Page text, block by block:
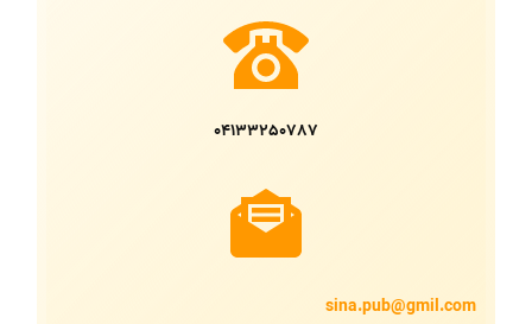
04133250787
sina.pub@gmil.com